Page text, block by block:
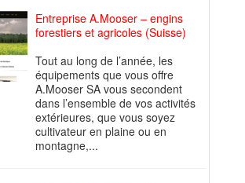
Entreprise A.Mooser – engins
forestiers et agricoles (Suisse)
Tout au long de l’année, les
équipements que vous offre
A.Mooser SA vous secondent
dans l’ensemble de vos activités
extérieures, que vous soyez
cultivateur en plaine ou en
montagne,...